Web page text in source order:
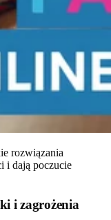
rozwiązania
i dają poczucie
i zagrożenia